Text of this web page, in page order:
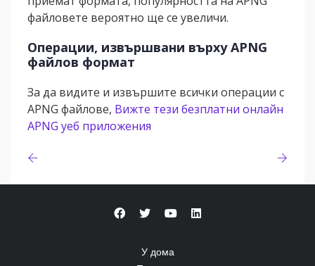
файловете вероятно ще се увеличи.
Операции, извършвани върху APNG
файлов формат
За да видите и извършите всички операции с
APNG файлове, Вижте тези безплатни онлайн
APNG уеб приложения
У дома